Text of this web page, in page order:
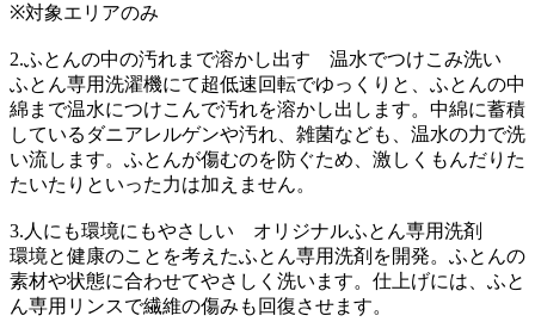
※対象エリアのみ
2.ふとんの中の汚れまで溶かし出す 温水でつけこみ洗い
ふとん専用洗濯機にて超低速回転でゆっくりと、ふとんの中
綿まで温水につけこんで汚れを溶かし出します。中綿に蓄積
しているダニアレルゲンや汚れ、雑菌なども、温水の力で洗
い流します。ふとんが傷むのを防ぐため、激しくもんだりた
たいたりといった力は加えません。
3.人にも環境にもやさしい オリジナルふとん専用洗剤
環境と健康のことを考えたふとん専用洗剤を開発。ふとんの
素材や状態に合わせてやさしく洗います。仕上げには、ふと
ん専用リンスで繊維の傷みも回復させます。